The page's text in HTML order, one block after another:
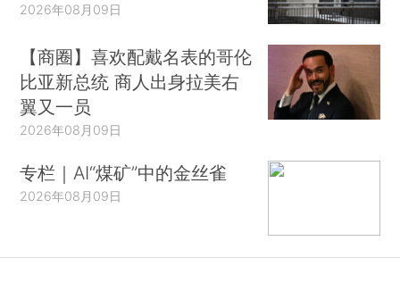
2026年08月09日
【商圈】喜欢配戴名表的哥伦
比亚新总统 商人出身拉美右
翼又一员
2026年08月09日
专栏｜AI“煤矿”中的金丝雀
2026年08月09日